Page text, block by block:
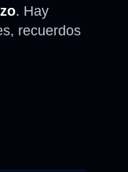
. Hay
recuerdos